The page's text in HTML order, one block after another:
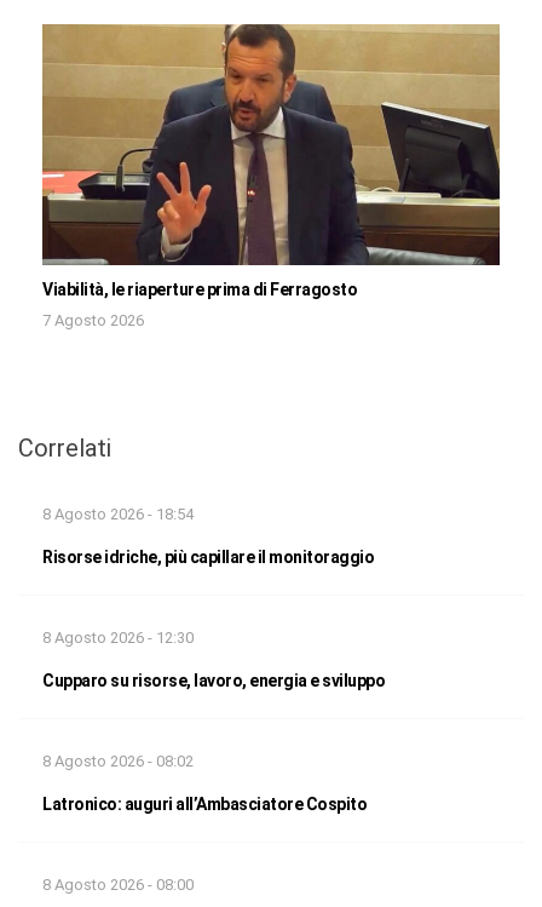
Viabilità, le riaperture prima di Ferragosto
7 Agosto 2026
Correlati
8 Agosto 2026 - 18:54
Risorse idriche, più capillare il monitoraggio
8 Agosto 2026 - 12:30
Cupparo su risorse, lavoro, energia e sviluppo
8 Agosto 2026 - 08:02
Latronico: auguri all’Ambasciatore Cospito
8 Agosto 2026 - 08:00